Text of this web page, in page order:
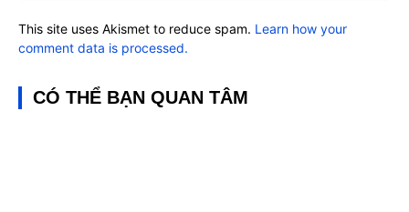
This site uses Akismet to reduce spam. Learn how your
comment data is processed.
CÓ THỂ BẠN QUAN TÂM